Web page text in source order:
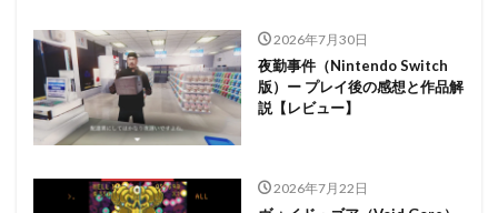
2026年7月30日
夜勤事件（Nintendo Switch
版）ー プレイ後の感想と作品解
説【レビュー】
2026年7月22日